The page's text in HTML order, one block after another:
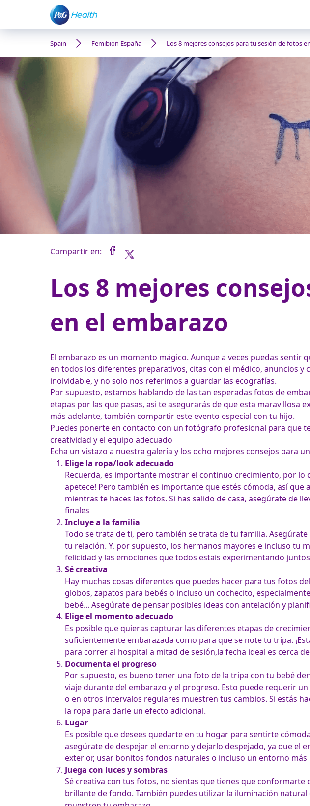
Spain Femibion España Los 8 mejores consejos para tu sesión de fotos
Compartir en:
Los 8 mejores
en el embarazo
El embarazo es un momento mágico. Aunque a veces puedas
en todos los diferentes preparativos, citas con el médico, anuncios
inolvidable, y no solo nos referimos a guardar las ecografías.
Por supuesto, estamos hablando de las tan esperadas fotos de
etapas por las que pasas, asi te asegurarás de que esta maravillosa
más adelante, también compartir este evento especial con tu hijo.
Puedes ponerte en contacto con un fotógrafo profesional para que
creatividad y el equipo adecuado
Echa un vistazo a nuestra galería y los ocho mejores consejos para
Elige la ropa/look adecuado
Recuerda, es importante mostrar el continuo crecimiento, por
apetece! Pero también es importante que estés cómoda, así
mientras te haces las fotos. Si has salido de casa, asegúrate de
Incluye a la familia
Todo se trata de ti, pero también se trata de tu familia.
tu relación. Y, por supuesto, los hermanos mayores e incluso tu
Sé creativa
Hay muchas cosas diferentes que puedes hacer para tus fotos
globos, zapatos para bebés o incluso un cochecito,
Elige el momento adecuado
Es posible que quieras capturar las diferentes etapas de
suficientemente embarazada como para que se note tu tripa.
Documenta el progreso
Por supuesto, es bueno tener una foto de la tripa con tu bebé
viaje durante del embarazo y el progreso. Esto puede requerir
o en otros intervalos regulares muestren tus cambios. Si estás
Lugar
Es posible que desees quedarte en tu hogar para sentirte
asegúrate de despejar el entorno y dejarlo despejado, ya que el
Juega con luces y sombras
Sé creativa con tus fotos, no sientas que tienes que
brillante de fondo. También puedes utilizar la iluminación